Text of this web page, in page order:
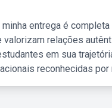
minha entrega é
valorizam relações
em sua
reconhecidas